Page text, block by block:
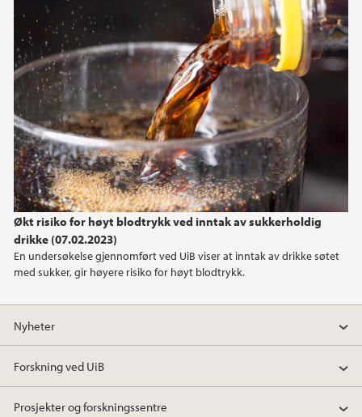
Økt risiko for høyt blodtrykk ved inntak av sukkerholdig
drikke (07.02.2023)
En undersøkelse gjennomført ved UiB viser at inntak av drikke søtet
med sukker, gir høyere risiko for høyt blodtrykk.
Nyheter
Forskning ved UiB
Prosjekter og forskningssentre